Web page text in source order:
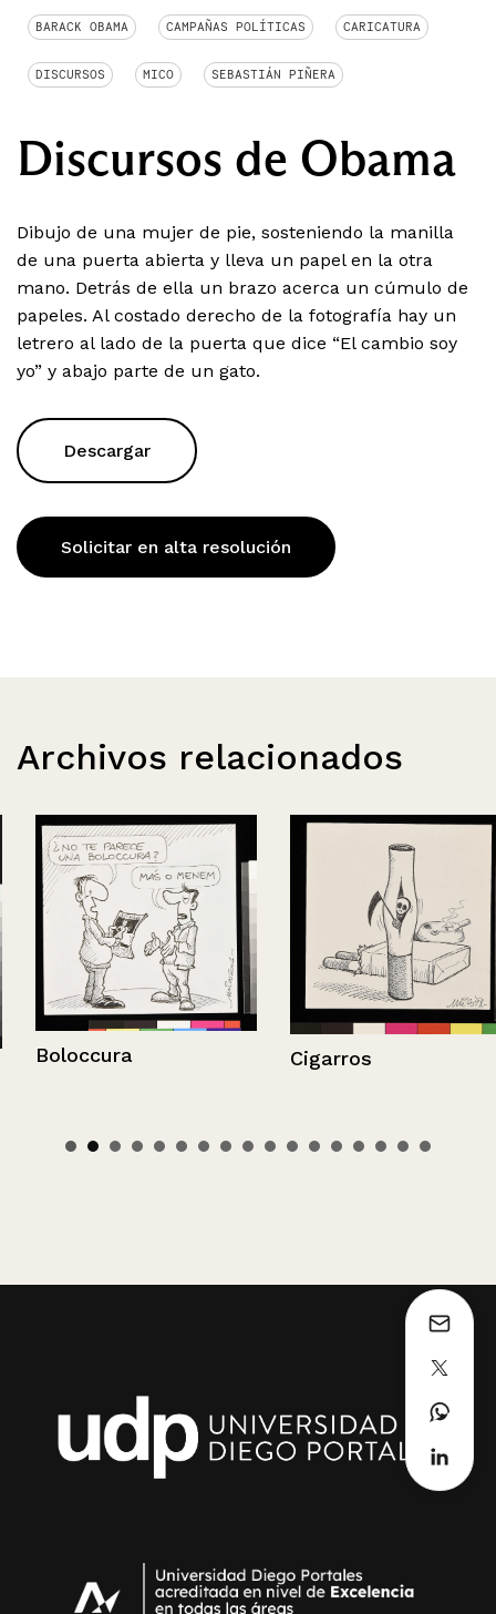
BARACK OBAMA CAMPAÑAS POLÍTICAS CARICATURA
DISCURSOS MICO SEBASTIÁN PIÑERA
Discursos de Obama
Dibujo de una mujer de pie, sosteniendo la manilla
de una puerta abierta y lleva un papel en la otra
mano. Detrás de ella un brazo acerca un cúmulo de
papeles. Al costado derecho de la fotografía hay un
letrero al lado de la puerta que dice “El cambio soy
yo” y abajo parte de un gato.
Descargar
Solicitar en alta resolución
Archivos relacionados
Boloccura Cigarros